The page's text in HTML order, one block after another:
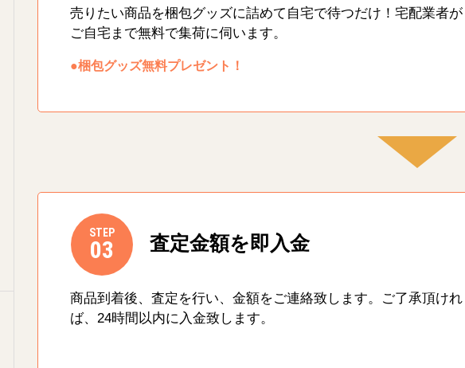
売りたい商品を梱包グッズに詰めて自宅で待つだけ！宅配業者が
ご自宅まで無料で集荷に伺います。
●梱包グッズ無料プレゼント！
STEP
03 査定金額を即入金
商品到着後、査定を行い、金額をご連絡致します。ご了承頂けれ
ば、24時間以内に入金致します。